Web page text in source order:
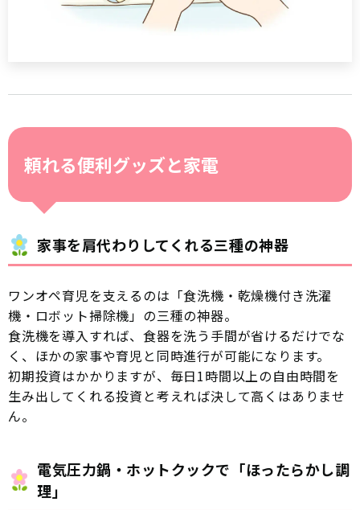
頼れる便利グッズと家電
家事を肩代わりしてくれる三種の神器
ワンオペ育児を支えるのは「食洗機・乾燥機付き洗濯
機・ロボット掃除機」の三種の神器。
食洗機を導入すれば、食器を洗う手間が省けるだけでな
く、ほかの家事や育児と同時進行が可能になります。
初期投資はかかりますが、毎日1時間以上の自由時間を
生み出してくれる投資と考えれば決して高くはありませ
ん。
電気圧力鍋・ホットクックで「ほったらかし調
理」